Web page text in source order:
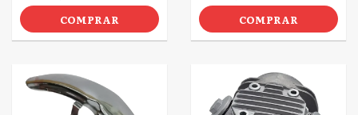
COMPRAR COMPRAR